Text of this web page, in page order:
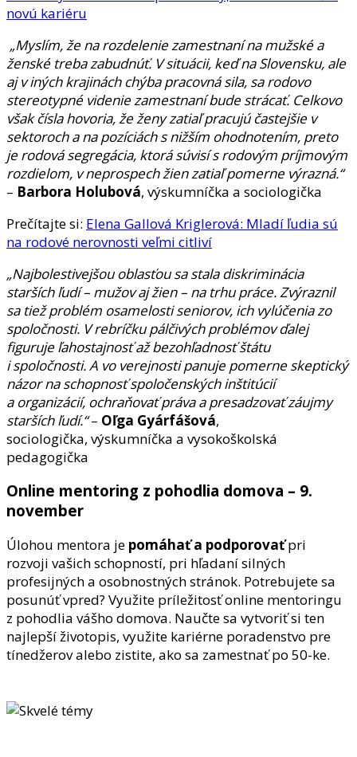
novú kariéru
„Myslím, že na rozdelenie zamestnaní na mužské a
ženské treba zabudnúť. V situácii, keď na Slovensku, ale
aj v iných krajinách chýba pracovná sila, sa rodovo
stereotypné videnie zamestnaní bude strácať. Celkovo
však čísla hovoria, že ženy zatiaľ pracujú častejšie v
sektoroch a na pozíciách s nižším ohodnotením, preto
je rodová segregácia, ktorá súvisí s rodovým príjmovým
rozdielom, v neprospech žien zatiaľ pomerne výrazná.“
– Barbora Holubová, výskumníčka a sociologička
Prečítajte si: Elena Gallová Kriglerová: Mladí ľudia sú
na rodové nerovnosti veľmi citliví
„Najbolestivejšou oblasťou sa stala diskriminácia
starších ľudí – mužov aj žien – na trhu práce. Zvýraznil
sa tiež problém osamelosti seniorov, ich vylúčenia zo
spoločnosti. V rebríčku pálčivých problémov ďalej
figuruje ľahostajnosť až bezohľadnosť štátu
i spoločnosti. A vo verejnosti panuje pomerne skeptický
názor na schopnosť spoločenských inštitúcií
a organizácií, ochraňovať práva a presadzovať záujmy
starších ľudí.“– Oľga Gyárfášová,
sociologička, výskumníčka a vysokoškolská
pedagogička
Online mentoring z pohodlia domova – 9.
november
Úlohou mentora je pomáhať a podporovaťpri
rozvoji vašich schopností, pri hľadaní silných
profesijných a osobnostných stránok. Potrebujete sa
posunúť vpred? Využite príležitosť online mentoringu
z pohodlia vášho domova. Naučte sa vytvoriť si ten
najlepší životopis, využite kariérne poradenstvo pre
tínedžerov alebo zistite, ako sa zamestnať po 50-ke.